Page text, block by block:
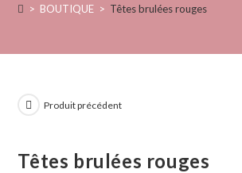
> BOUTIQUE > Têtes brulées rouges
Produit précédent
Têtes brulées rouges